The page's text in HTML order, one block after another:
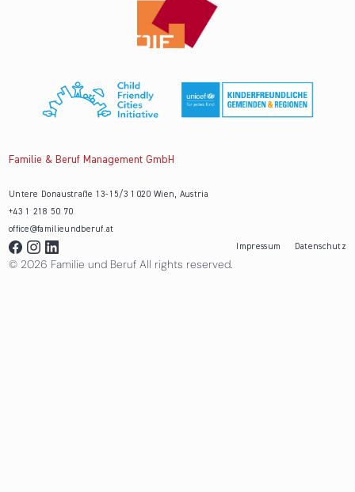
Familie & Beruf Management GmbH
Untere Donaustraße 13-15/3 1020 Wien, Austria
+43 1 218 50 70
office@familieundberuf.at
Impressum
Datenschutz
© 2026 Familie und Beruf All rights reserved.